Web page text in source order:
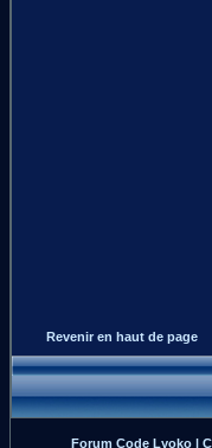
Revenir en haut de page
Forum Code Lyoko |